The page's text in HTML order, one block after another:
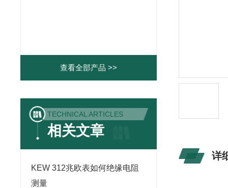
查看全部产品 >>
TECHNICAL ARTICLES
相关文章
KEW 312兆欧表如何绝缘电阻
测量
详